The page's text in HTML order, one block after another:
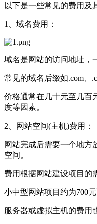
以下是一些常见的费用及
1、域名费用：
域名是网站的访问地址，
常见的域名后缀如.com、
价格通常在几十元至几百
度等因素。
2、网站空间(主机)费用：
网站完成后需要一个地方
空间。
费用根据网站建设项目的
小中型网站项目约为700元
服务器或虚拟主机的费用